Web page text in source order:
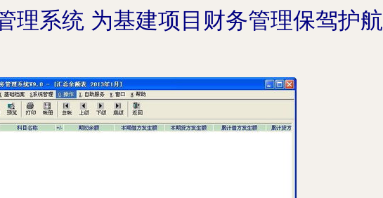
理系统 为基建项目财务管理保驾护航